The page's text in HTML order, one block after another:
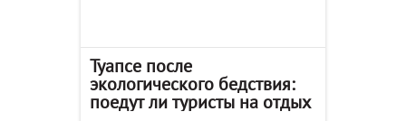
Туапсе после
экологического бедствия:
поедут ли туристы на отдых